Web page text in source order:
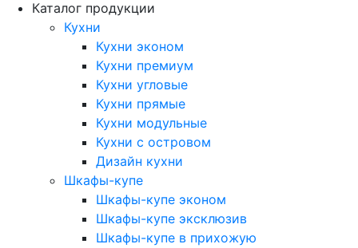
Каталог продукции
Кухни
Кухни эконом
Кухни премиум
Кухни угловые
Кухни прямые
Кухни модульные
Кухни с островом
Дизайн кухни
Шкафы-купе
Шкафы-купе эконом
Шкафы-купе эксклюзив
Шкафы-купе в прихожую